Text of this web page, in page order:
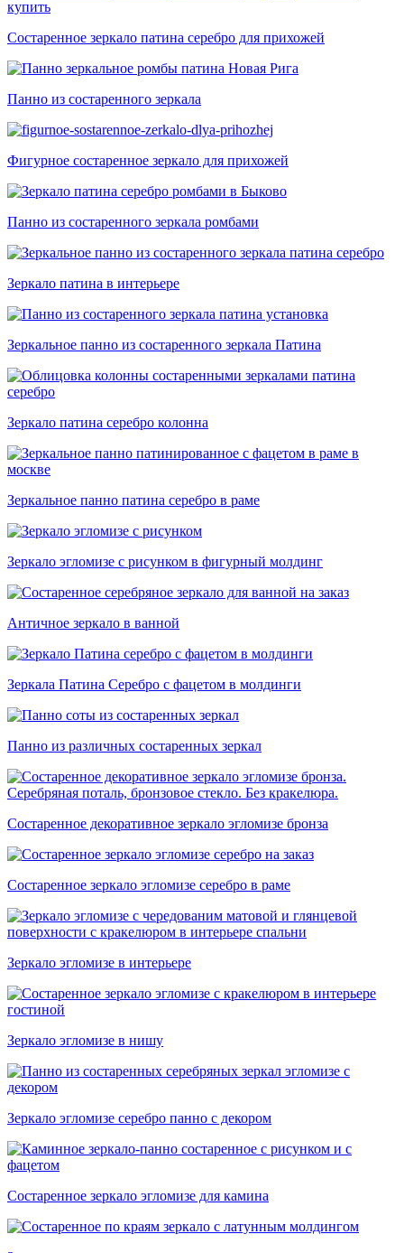
Состаренное зеркало патина серебро для прихожей
Панно из состаренного зеркала
Фигурное состаренное зеркало для прихожей
Панно из состаренного зеркала ромбами
Зеркало патина в интерьере
Зеркальное панно из состаренного зеркала Патина
Зеркало патина серебро колонна
Зеркальное панно патина серебро в раме
Зеркало эгломизе с рисунком в фигурный молдинг
Античное зеркало в ванной
Зеркала Патина Серебро с фацетом в молдинги
Панно из различных состаренных зеркал
Состаренное декоративное зеркало эгломизе бронза
Состаренное зеркало эгломизе серебро в раме
Зеркало эгломизе в интерьере
Зеркало эгломизе в нишу
Зеркало эгломизе серебро панно с декором
Состаренное зеркало эгломизе для камина